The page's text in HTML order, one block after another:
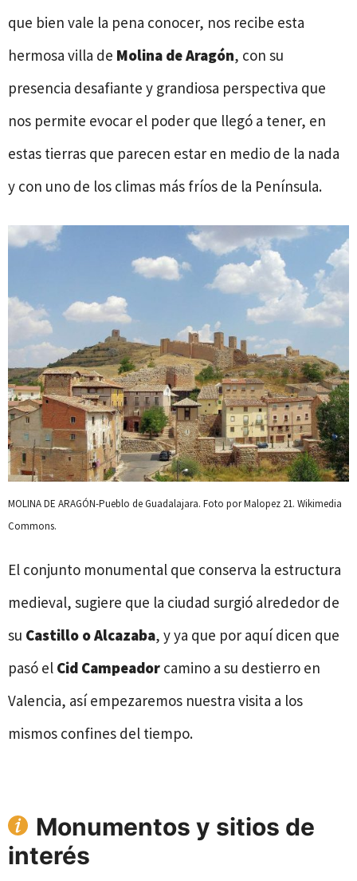
que bien vale la pena conocer, nos recibe esta
hermosa villa de Molina de Aragón, con su
presencia desafiante y grandiosa perspectiva que
nos permite evocar el poder que llegó a tener, en
estas tierras que parecen estar en medio de la nada
y con uno de los climas más fríos de la Península.
MOLINA DE ARAGÓN-Pueblo de Guadalajara. Foto por Malopez 21. Wikimedia
Commons.
El conjunto monumental que conserva la estructura
medieval, sugiere que la ciudad surgió alrededor de
su Castillo o Alcazaba, y ya que por aquí dicen que
pasó el Cid Campeador camino a su destierro en
Valencia, así empezaremos nuestra visita a los
mismos confines del tiempo.
Monumentos y sitios de
interés